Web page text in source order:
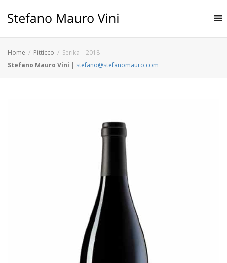
Home Pitticco
Serika – 2018
Stefano Mauro Vini | stefano@stefanomauro.com